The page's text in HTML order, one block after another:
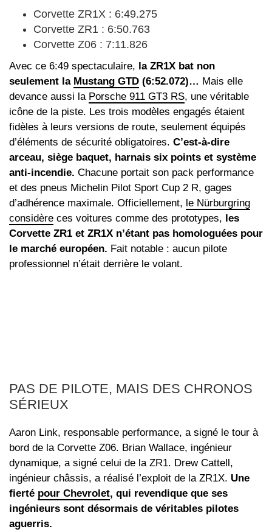
Corvette ZR1X : 6:49.275
Corvette ZR1 : 6:50.763
Corvette Z06 : 7:11.826
Avec ce 6:49 spectaculaire, la ZR1X bat non
seulement la Mustang GTD (6:52.072)… Mais elle
devance aussi la Porsche 911 GT3 RS, une véritable
icône de la piste. Les trois modèles engagés étaient
fidèles à leurs versions de route, seulement équipés
d’éléments de sécurité obligatoires. C’est-à-dire
arceau, siège baquet, harnais six points et système
anti-incendie. Chacune portait son pack performance
et des pneus Michelin Pilot Sport Cup 2 R, gages
d’adhérence maximale. Officiellement, le Nürburgring
considère ces voitures comme des prototypes, les
Corvette ZR1 et ZR1X n’étant pas homologuées pour
le marché européen. Fait notable : aucun pilote
professionnel n’était derrière le volant.
PAS DE PILOTE, MAIS DES CHRONOS
SÉRIEUX
Aaron Link, responsable performance, a signé le tour à
bord de la Corvette Z06. Brian Wallace, ingénieur
dynamique, a signé celui de la ZR1. Drew Cattell,
ingénieur châssis, a réalisé l’exploit de la ZR1X. Une
fierté pour Chevrolet, qui revendique que ses
ingénieurs sont désormais de véritables pilotes
aguerris.